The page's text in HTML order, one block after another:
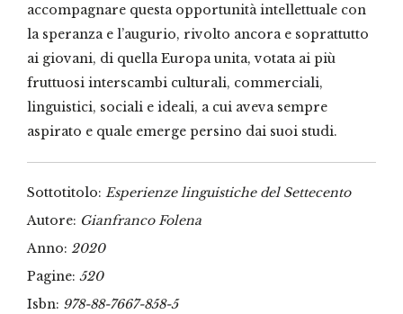
accompagnare questa opportunità intellettuale con
la speranza e l’augurio, rivolto ancora e soprattutto
ai giovani, di quella Europa unita, votata ai più
fruttuosi interscambi culturali, commerciali,
linguistici, sociali e ideali, a cui aveva sempre
aspirato e quale emerge persino dai suoi studi.
Sottotitolo: Esperienze linguistiche del Settecento
Autore: Gianfranco Folena
Anno: 2020
Pagine: 520
Isbn: 978-88-7667-858-5